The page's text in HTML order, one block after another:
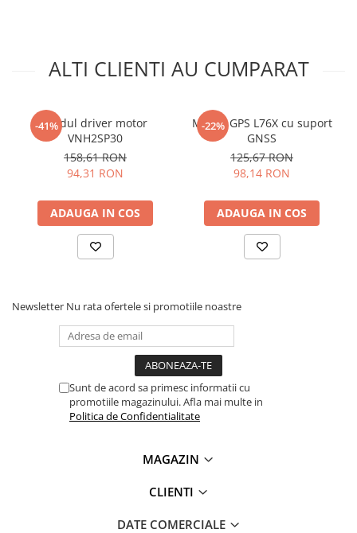
programabil 4 canale cu telecomanda:
ALTI CLIENTI AU CUMPARAT
-41%
Modul driver motor
VNH2SP30
158,61 RON
94,31 RON
ADAUGA IN COS
-22%
Modul GPS L76X cu suport
GNSS
125,67 RON
98,14 RON
ADAUGA IN COS
Newsletter Nu rata ofertele si promotiile noastre
Sunt de acord sa primesc informatii cu
promotiile magazinului. Afla mai multe in
Politica de Confidentialitate
MAGAZIN
CLIENTI
DATE COMERCIALE